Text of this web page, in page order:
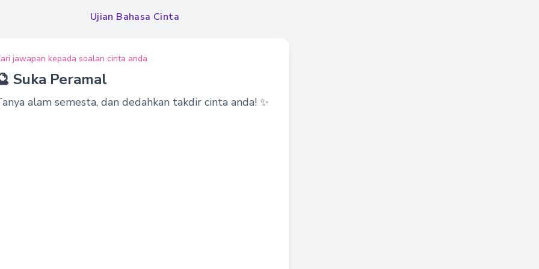
Ujian Bahasa Cinta
jawapan kepada soalan cinta anda
Suka Peramal
alam semesta, dan dedahkan takdir cinta anda! ✨